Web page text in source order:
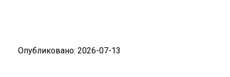
Опубликовано: 2026-07-13